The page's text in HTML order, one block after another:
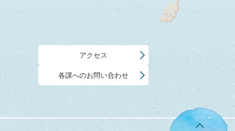
アクセス
各課へのお問い合わせ